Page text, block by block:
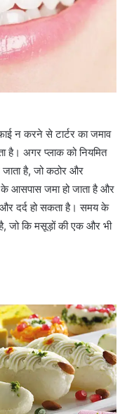
न करने से टार्टर का जमाव
है। अगर प्लाक को नियमित
जाता है, जो कठोर और
आसपास जमा हो जाता है और
और दर्द हो सकता है। समय के
है, जो कि मसूड़ों की एक और भी